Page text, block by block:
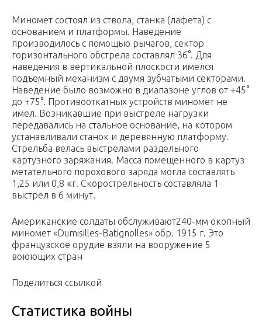
Миномет состоял из ствола, станка (лафета) с
основанием и платформы. Наведение
производилось с помощью рычагов, сектор
горизонтального обстрела составлял 36°. Для
наведения в вертикальной плоскости имелся
подъемный механизм с двумя зубчатыми секторами.
Наведение было возможно в диапазоне углов от +45°
до +75°. Противооткатных устройств миномет не
имел. Возникавшие при выстреле нагрузки
передавались на стальное основание, на котором
устанавливали станок и деревянную платформу.
Стрельба велась выстрелами раздельного
картузного заряжания. Масса помещенного в картуз
метательного порохового заряда могла составлять
1,25 или 0,8 кг. Скорострельность составляла 1
выстрел в 6 минут.
Американские солдаты обслуживают240-мм окопный
миномет «Dumisilles-Batignolles» обр. 1915 г. Это
французское орудие взяли на вооружение 5
воюющих стран
Поделиться ссылкой
Статистика войны